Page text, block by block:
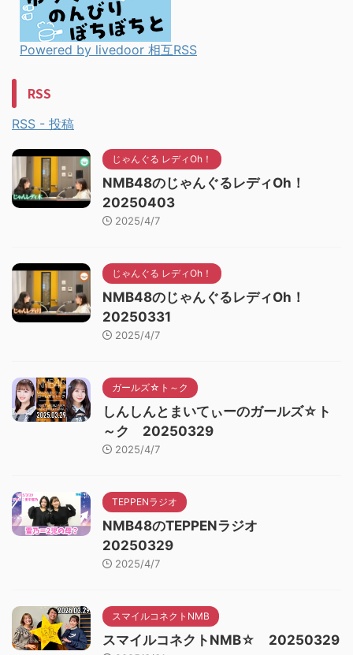
Powered by livedoor 相互RSS
RSS
RSS - 投稿
じゃんぐる レディOh！
NMB48のじゃんぐるレディOh！
20250403
2025/4/7
じゃんぐる レディOh！
NMB48のじゃんぐるレディOh！
20250331
2025/4/7
ガールズ☆ト～ク
しんしんとまいてぃーのガールズ☆ト
～ク 20250329
2025/4/7
TEPPENラジオ
NMB48のTEPPENラジオ
20250329
2025/4/7
スマイルコネクトNMB
スマイルコネクトNMB☆ 20250329